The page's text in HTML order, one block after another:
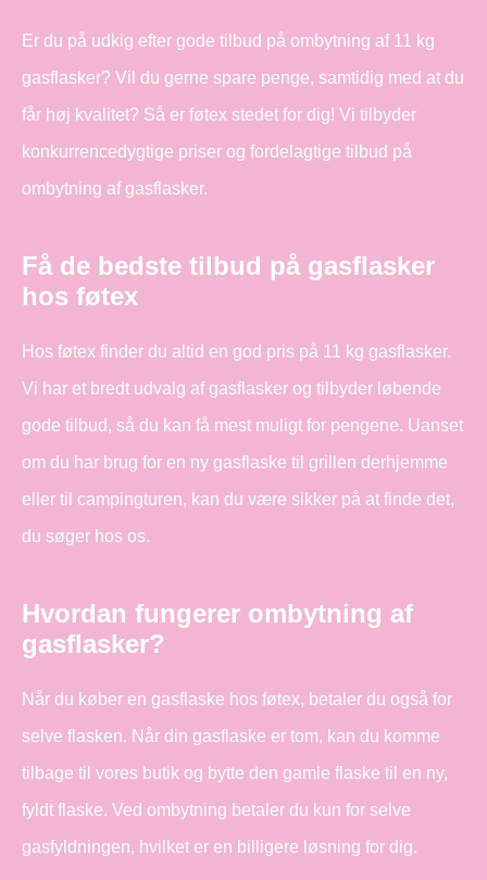
Er du på udkig efter gode tilbud på ombytning af 11 kg
gasflasker? Vil du gerne spare penge, samtidig med at du
får høj kvalitet? Så er føtex stedet for dig! Vi tilbyder
konkurrencedygtige priser og fordelagtige tilbud på
ombytning af gasflasker.
Få de bedste tilbud på gasflasker
hos føtex
Hos føtex finder du altid en god pris på 11 kg gasflasker.
Vi har et bredt udvalg af gasflasker og tilbyder løbende
gode tilbud, så du kan få mest muligt for pengene. Uanset
om du har brug for en ny gasflaske til grillen derhjemme
eller til campingturen, kan du være sikker på at finde det,
du søger hos os.
Hvordan fungerer ombytning af
gasflasker?
Når du køber en gasflaske hos føtex, betaler du også for
selve flasken. Når din gasflaske er tom, kan du komme
tilbage til vores butik og bytte den gamle flaske til en ny,
fyldt flaske. Ved ombytning betaler du kun for selve
gasfyldningen, hvilket er en billigere løsning for dig.